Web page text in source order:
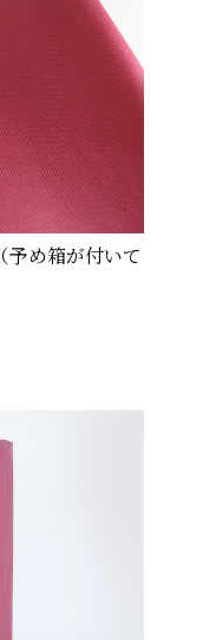
予め箱が付いて